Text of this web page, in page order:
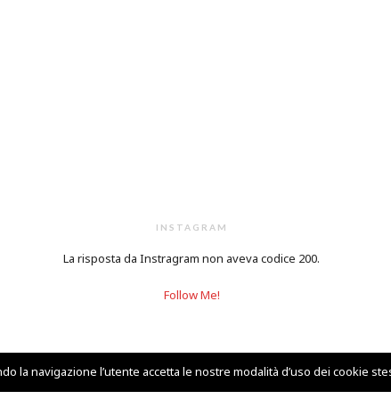
INSTAGRAM
La risposta da Instragram non aveva codice 200.
Follow Me!
la navigazione l’utente accetta le nostre modalità d’uso dei cookie